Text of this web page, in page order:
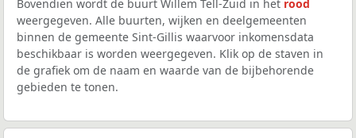
Bovendien wordt de buurt Willem Tell-Zuid in het rood
weergegeven. Alle buurten, wijken en deelgemeenten
binnen de gemeente Sint-Gillis waarvoor inkomensdata
beschikbaar is worden weergegeven. Klik op de staven in
de grafiek om de naam en waarde van de bijbehorende
gebieden te tonen.